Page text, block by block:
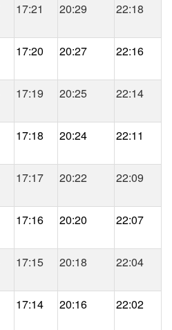
17:21 20:29 22:18
17:20 20:27 22:16
17:19 20:25 22:14
17:18 20:24 22:11
17:17 20:22 22:09
17:16 20:20 22:07
17:15 20:18 22:04
17:14 20:16 22:02